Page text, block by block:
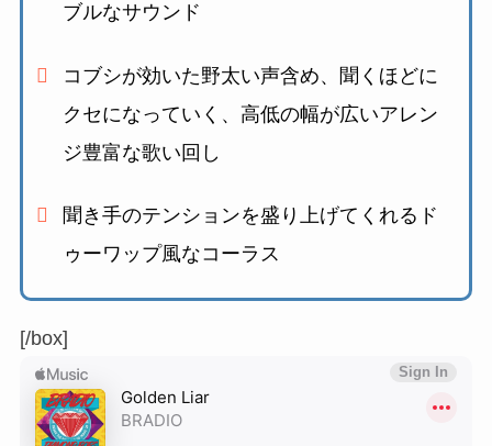
ブルなサウンド
コブシが効いた野太い声含め、聞くほどに
クセになっていく、 高低の幅が広いアレン
ジ豊富な歌い回し
聞き手のテンションを盛り上げてくれるド
ゥーワップ風なコーラス
[/box]